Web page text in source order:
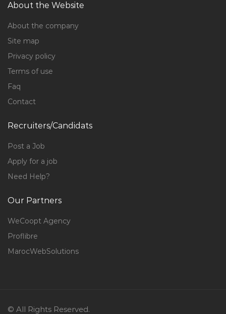
About the Website
About the company
Site map
Privacy policy
Terms of use
Faq
Contact
Recruiters/Candidats
Post a Job
Apply for a job
Need Help?
Our Partners
WeCoopt Agency
Proflibre
MarocWebSolutions
© All Rights Reserved.